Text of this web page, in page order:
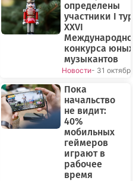
определены
участники I
XXVI
конкурса юных
музыкантов
Новости- 31
Пока
начальство
не видит:
40%
мобильных
геймеров
играют в
рабочее
время